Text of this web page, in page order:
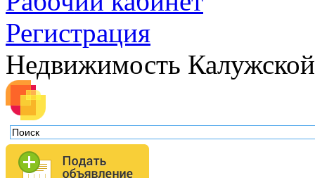
Регистрация
Недвижимость